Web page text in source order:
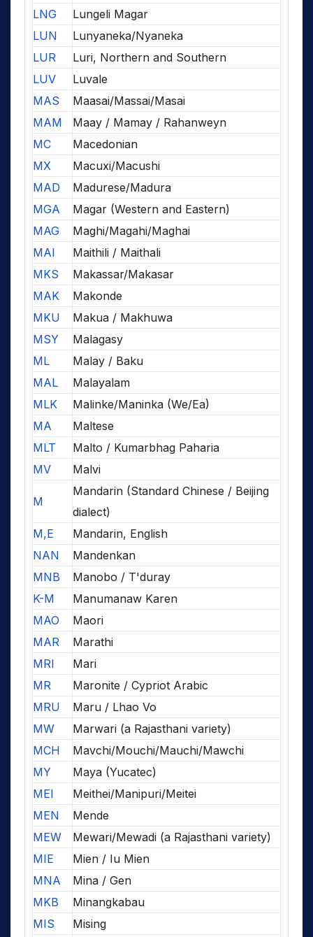
LNG
Lungeli Magar
LUN
Lunyaneka/Nyaneka
LUR
Luri, Northern and Southern
LUV
Luvale
MAS
Maasai/Massai/Masai
MAM
Maay / Mamay / Rahanweyn
MC
Macedonian
MX
Macuxi/Macushi
MAD
Madurese/Madura
MGA
Magar (Western and Eastern)
MAG
Maghi/Magahi/Maghai
MAI
Maithili / Maithali
MKS
Makassar/Makasar
MAK
Makonde
MKU
Makua / Makhuwa
MSY
Malagasy
ML
Malay / Baku
MAL
Malayalam
MLK
Malinke/Maninka (We/Ea)
MA
Maltese
MLT
Malto / Kumarbhag Paharia
MV
Malvi
M
Mandarin (Standard Chinese / Beijing
dialect)
M,E
Mandarin, English
NAN
Mandenkan
MNB
Manobo / T'duray
K-M
Manumanaw Karen
MAO
Maori
MAR
Marathi
MRI
Mari
MR
Maronite / Cypriot Arabic
MRU
Maru / Lhao Vo
MW
Marwari (a Rajasthani variety)
MCH
Mavchi/Mouchi/Mauchi/Mawchi
MY
Maya (Yucatec)
MEI
Meithei/Manipuri/Meitei
MEN
Mende
MEW
Mewari/Mewadi (a Rajasthani variety)
MIE
Mien / Iu Mien
MNA
Mina / Gen
MKB
Minangkabau
MIS
Mising